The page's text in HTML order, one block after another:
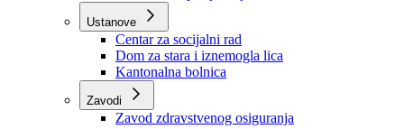
Služba za odnose s javnošću
Služba za zajedničke poslove
Služba za zapošljavanje
Ustanove
Centar za socijalni rad
Dom za stara i iznemogla lica
Kantonalna bolnica